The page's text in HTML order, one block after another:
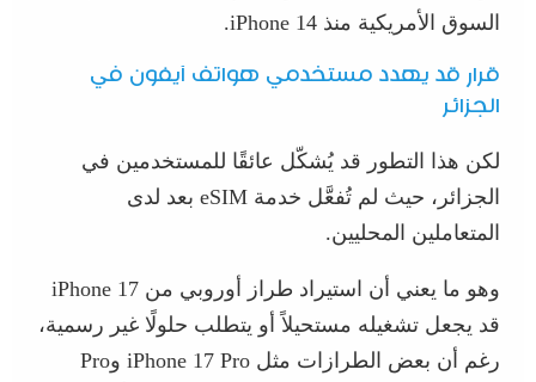
السوق الأمريكية منذ iPhone 14.
قرار قد يهدد مستخدمي هواتف آيفون في
الجزائر
لكن هذا التطور قد يُشكّل عائقًا للمستخدمين في
الجزائر، حيث لم تُفعَّل خدمة eSIM بعد لدى
المتعاملين المحليين.
وهو ما يعني أن استيراد طراز أوروبي من iPhone 17
قد يجعل تشغيله مستحيلاً أو يتطلب حلولًا غير رسمية،
رغم أن بعض الطرازات مثل iPhone 17 Pro وPro